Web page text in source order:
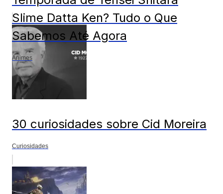
Slime Datta Ken? Tudo o Que
Sabemos Até Agora
Animes
30 curiosidades sobre Cid Moreira
Curiosidades